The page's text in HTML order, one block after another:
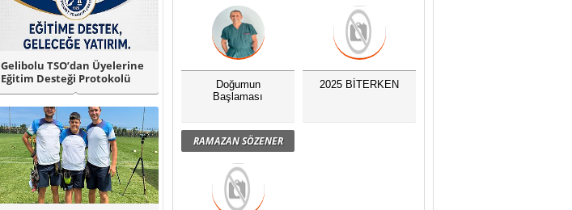
Gelibolu TSO’dan Üyelerine
Eğitim Desteği Protokolü
Doğumun
Başlaması
2025 BİTERKEN
RAMAZAN SÖZENER